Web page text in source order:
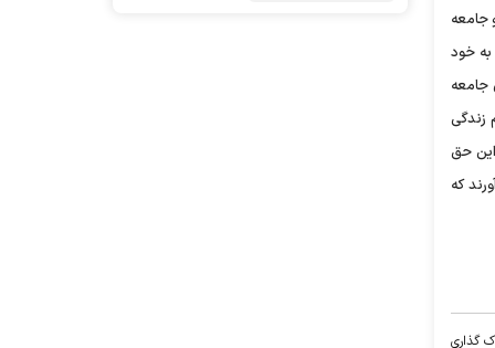
جامعه
به خود
روان جامعه
زندگی
حق
که
گذاری